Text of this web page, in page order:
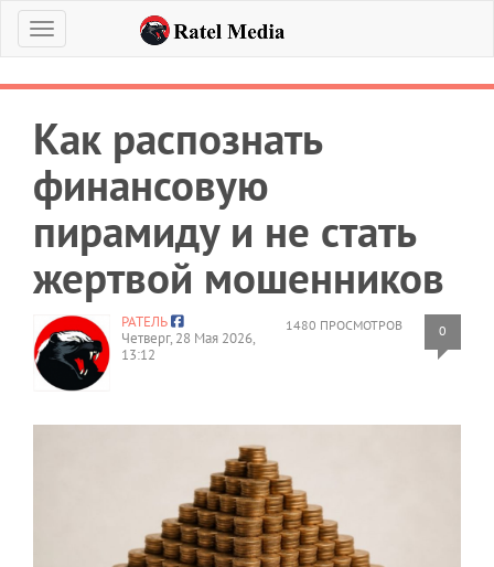
Меню
Как распознать
финансовую
пирамиду и не стать
жертвой мошенников
1480 ПРОСМОТРОВ 0
РАТЕЛЬ
Четверг, 28 Мая 2026,
13:12